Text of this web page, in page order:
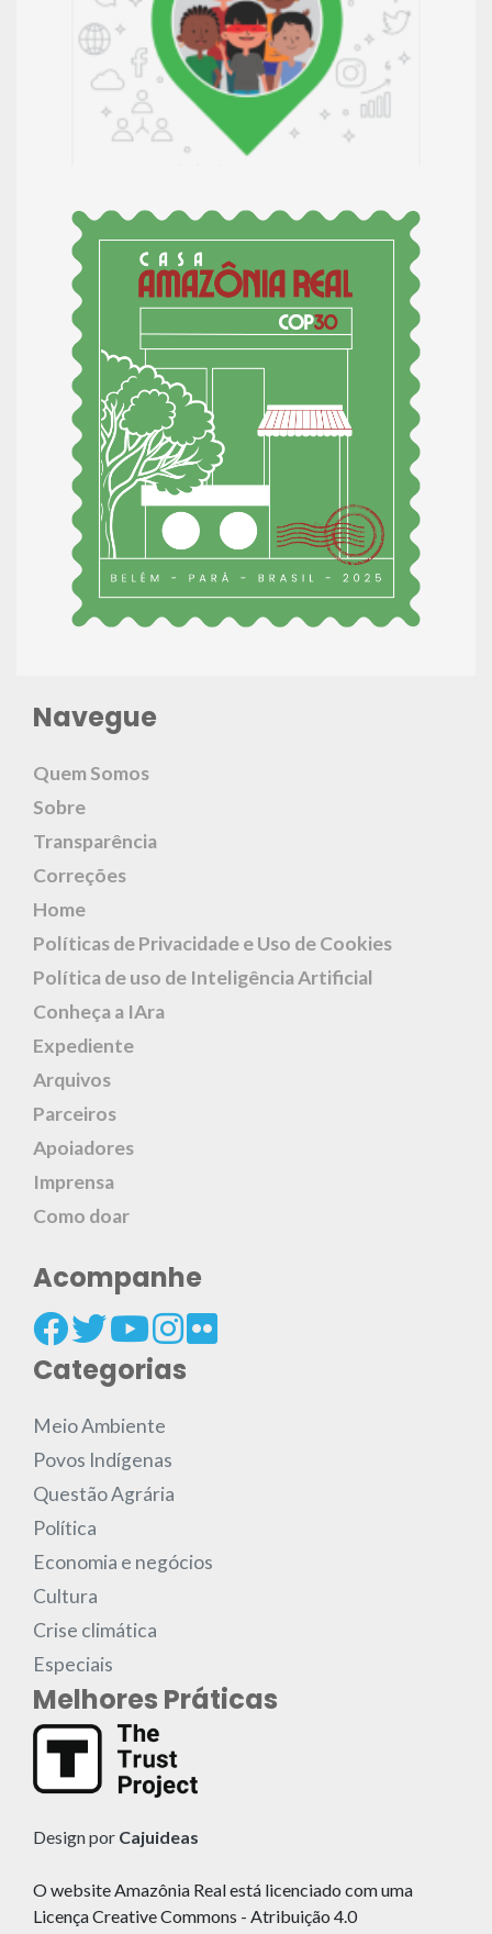
Navegue
Quem Somos
Sobre
Transparência
Correções
Home
Políticas de Privacidade e Uso de Cookies
Política de uso de Inteligência Artificial
Conheça a IAra
Expediente
Arquivos
Parceiros
Apoiadores
Imprensa
Como doar
Acompanhe
Categorias
Meio Ambiente
Povos Indígenas
Questão Agrária
Política
Economia e negócios
Cultura
Crise climática
Especiais
Melhores Práticas
Design por Cajuideas
O website Amazônia Real está licenciado com uma
Licença Creative Commons - Atribuição 4.0